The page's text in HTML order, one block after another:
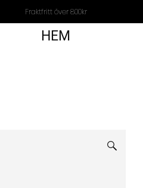
Fraktfritt över 800kr
HEM